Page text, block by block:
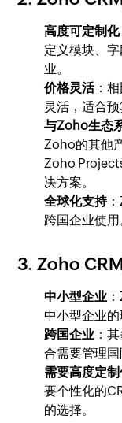
高度可定制化
定义模块、
业。
价格灵活：
灵活，适合预
与Zoho生态
Zoho的其他
Zoho
决方案。
全球化支持
跨国企业使用
3. Zoho
中小型企业
中小型企业的
跨国企业 ：
合需要管理国
需要高度定
要个性化的
的选择。